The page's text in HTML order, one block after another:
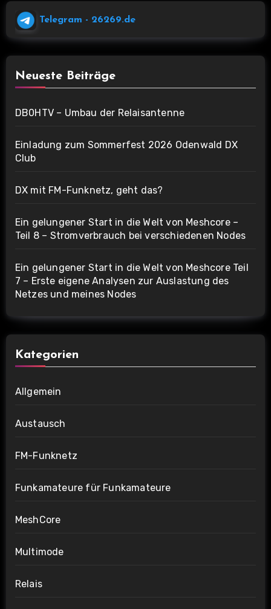
Telegram - 26269.de
Neueste Beiträge
DB0HTV – Umbau der Relaisantenne
Einladung zum Sommerfest 2026 Odenwald DX
Club
DX mit FM-Funknetz, geht das?
Ein gelungener Start in die Welt von Meshcore –
Teil 8 – Stromverbrauch bei verschiedenen Nodes
Ein gelungener Start in die Welt von Meshcore Teil
7 – Erste eigene Analysen zur Auslastung des
Netzes und meines Nodes
Kategorien
Allgemein
Austausch
FM-Funknetz
Funkamateure für Funkamateure
MeshCore
Multimode
Relais